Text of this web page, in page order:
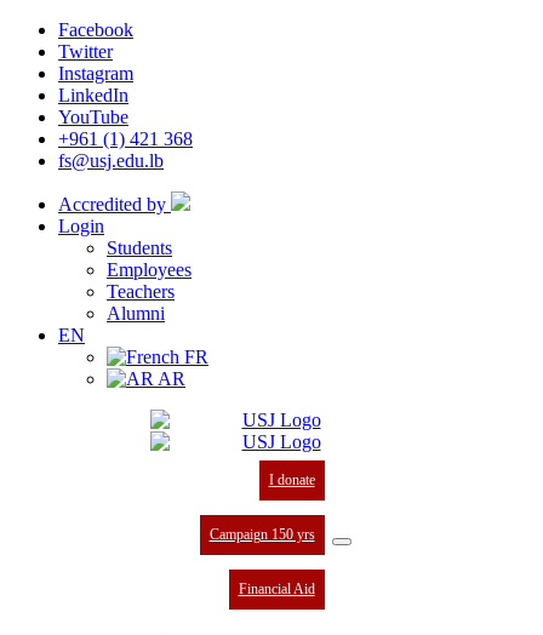
Facebook
Twitter
Instagram
LinkedIn
YouTube
+961 (1) 421 368
fs@usj.edu.lb
Accredited by
Login
Students
Employees
Teachers
Alumni
EN
FR
AR
I donate
Campaign 150 yrs
Financial Aid